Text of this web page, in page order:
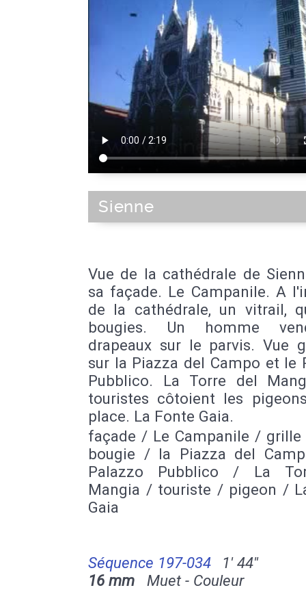
Sienne
Vue de la cathédrale de
sa façade. Le Campanile. A
de la cathédrale, un vitrail,
bougies. Un homme
drapeaux sur le parvis. Vue
sur la Piazza del Campo et le
Pubblico. La Torre del
touristes côtoient les
place. La Fonte Gaia.
façade / Le Campanile /
bougie / la Piazza del
Palazzo Pubblico / La
Mangia / touriste / pigeon /
Gaia
Séquence 197-034
1' 44''
16 mm Muet - Couleur